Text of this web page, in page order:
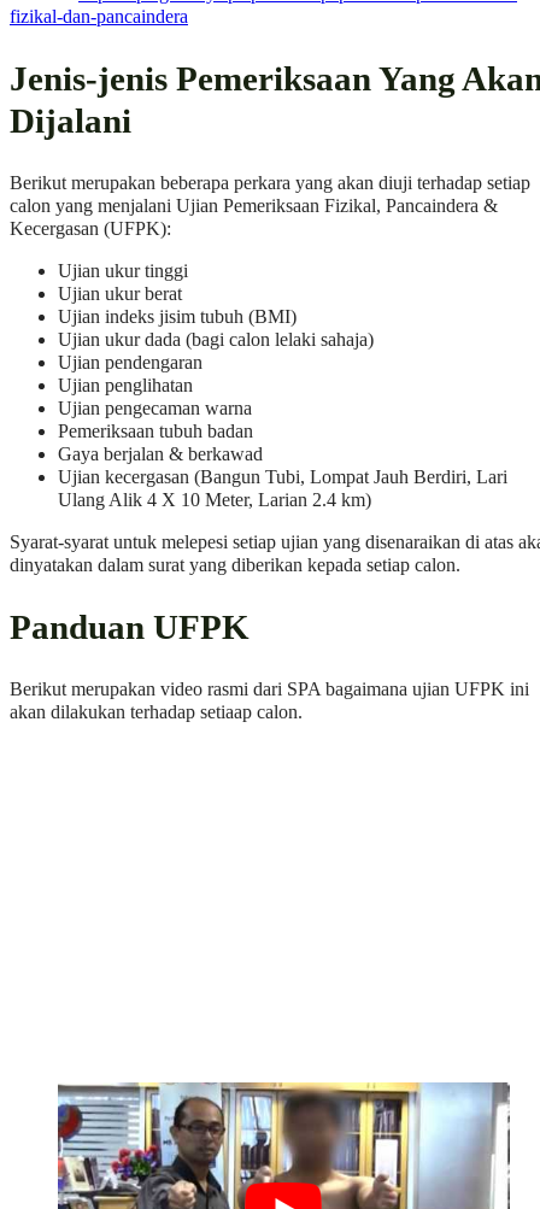
fizikal-dan-pancaindera
Jenis-jenis Pemeriksaan Yang
Dijalani
Berikut merupakan beberapa perkara yang akan diuji terhadap setiap
calon yang menjalani Ujian Pemeriksaan Fizikal, Pancaindera &
Kecergasan (UFPK):
Ujian ukur tinggi
Ujian ukur berat
Ujian indeks jisim tubuh (BMI)
Ujian ukur dada (bagi calon lelaki sahaja)
Ujian pendengaran
Ujian penglihatan
Ujian pengecaman warna
Pemeriksaan tubuh badan
Gaya berjalan & berkawad
Ujian kecergasan (Bangun Tubi, Lompat Jauh Berdiri, Lari
Ulang Alik 4 X 10 Meter, Larian 2.4 km)
Syarat-syarat untuk melepesi setiap ujian yang disenaraikan di atas
dinyatakan dalam surat yang diberikan kepada setiap calon.
Panduan UFPK
Berikut merupakan video rasmi dari SPA bagaimana ujian UFPK ini
akan dilakukan terhadap setiaap calon.